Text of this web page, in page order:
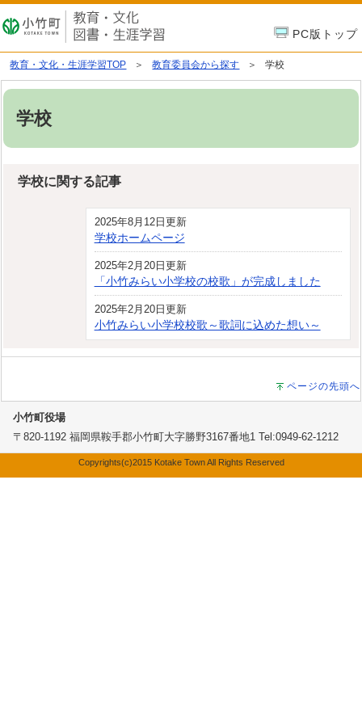
PC版トップ
教育・文化・生涯学習TOP 教育委員会から探す 学校
学校
学校に関する記事
2025年8月12日更新
学校ホームページ
2025年2月20日更新
「小竹みらい小学校の校歌」が完成しました
2025年2月20日更新
小竹みらい小学校校歌～歌詞に込めた想い～
ページの先頭へ
小竹町役場
〒820-1192 福岡県鞍手郡小竹町大字勝野3167番地1 Tel:0949-62-1212
Copyrights(c)2015 Kotake Town All Rights Reserved